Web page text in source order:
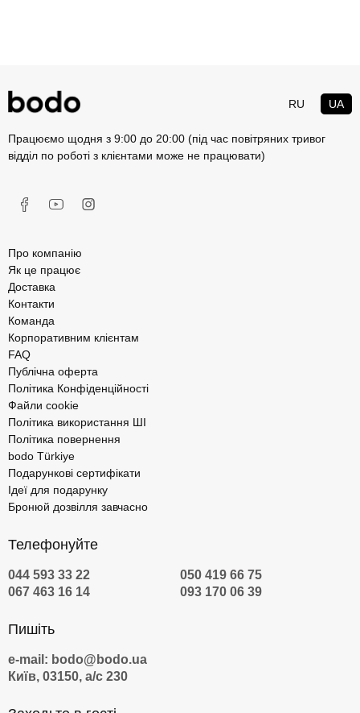
RU UA
Працюємо щодня з 9:00 до 20:00 (під час повітряних тривог
відділ по роботі з клієнтами може не працювати)
Про компанію
Як це працює
Доставка
Контакти
Команда
Корпоративним клієнтам
FAQ
Публічна оферта
Політика Конфіденційності
Файли cookie
Політика використання ШІ
Політика повернення
bodo Türkiye
Подарункові сертифікати
Ідеї для подарунку
Бронюй дозвілля завчасно
Телефонуйте
044 593 33 22
050 419 66 75
067 463 16 14
093 170 06 39
Пишіть
e-mail: bodo@bodo.ua
Київ, 03150, а/с 230